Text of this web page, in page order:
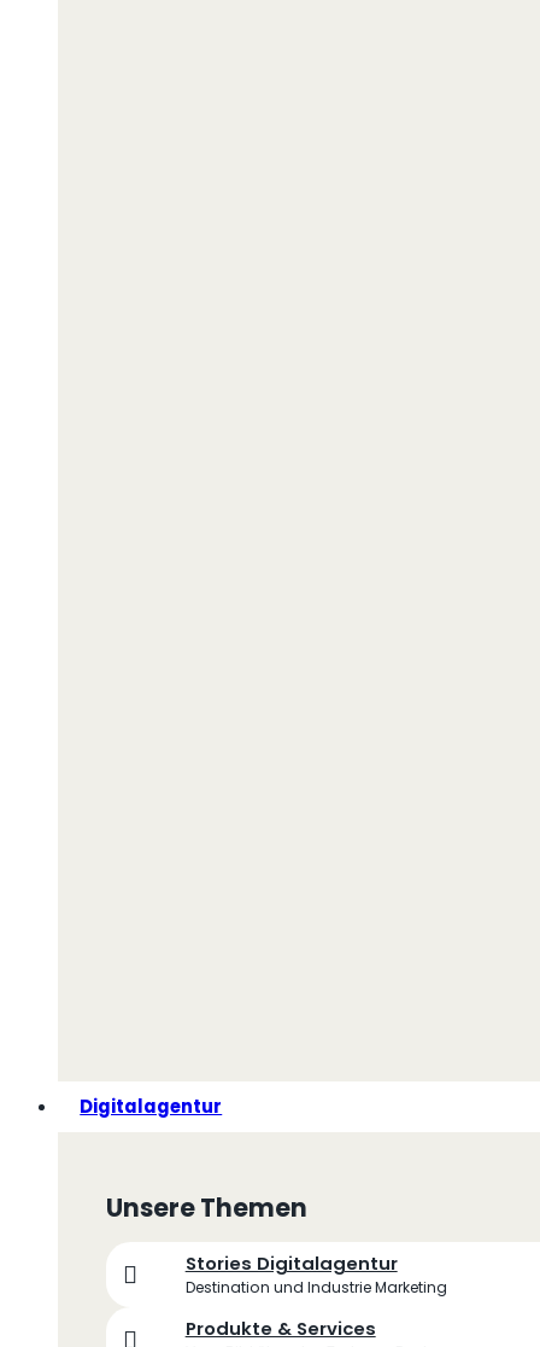
Digitalagentur
Unsere Themen
Stories Digitalagentur
Destination und Industrie Marketing
Produkte & Services